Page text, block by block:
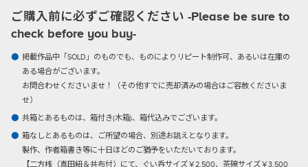
ご購入前に必ずご確認ください -Please be sure to
check before you buy-
掲載作品中「SOLD」のものでも、ものによりリピート制作可、あるいは在庫の
ある場合がございます。
お問合わせくださいませ！（その他すでに売却済みの場合はご容赦くださいま
せ）
共箱とあるものは、箱付き(木箱)、箱代込みでございます。
箱なしとあるものは、ご所望の場合、別途お誂えとなります。
製作、作者箱書き等に十日ほどのご猶予をいただいております。
【二方桟（真田紐＆共布付）にて、ぐい呑サイズ￥2,500、茶碗サイズ￥3,500